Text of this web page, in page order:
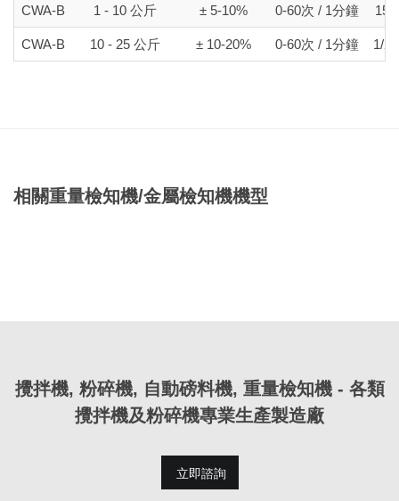
CWA-B 1 - 10 公斤 ± 5-10% 0-60次 / 1分鐘
CWA-B 10 - 25 公斤 ± 10-20% 0-60次 / 1分鐘 1/
相關重量檢知機/金屬檢知機機型
攪拌機, 粉碎機, 自動磅料機, 重量檢知機 - 各類
攪拌機及粉碎機專業生產製造廠
立即諮詢